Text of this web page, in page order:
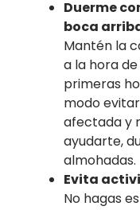
Duerme
boca
Mantén la
a la hora
primeras
modo
afectada y
ayudarte,
almohadas.
Evita
No hagas